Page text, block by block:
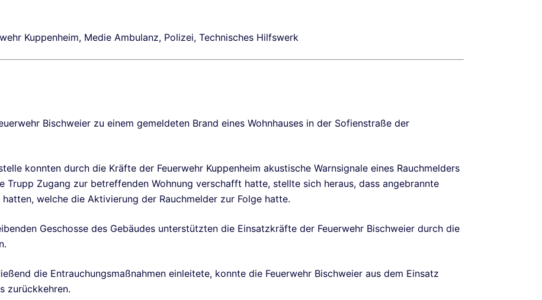
Kuppenheim, Medie Ambulanz, Polizei, Technisches Hilfswerk
Bischweier zu einem gemeldeten Brand eines Wohnhauses in der Sofienstraße der
konnten durch die Kräfte der Feuerwehr Kuppenheim akustische Warnsignale eines Rauchmelders
Zugang zur betreffenden Wohnung verschafft hatte, stellte sich heraus, dass angebrannte
welche die Aktivierung der Rauchmelder zur Folge hatte.
Geschosse des Gebäudes unterstützten die Einsatzkräfte der Feuerwehr Bischweier durch die
die Entrauchungsmaßnahmen einleitete, konnte die Feuerwehr Bischweier aus dem Einsatz
zurückkehren.